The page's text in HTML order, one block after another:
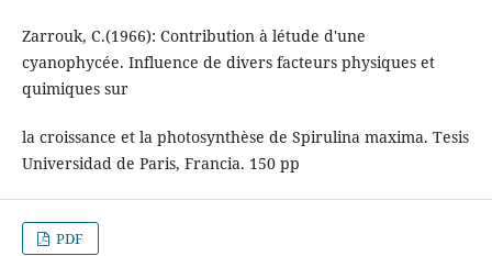
Zarrouk, C.(1966): Contribution à létude d'une
cyanophycée. Influence de divers facteurs physiques et
quimiques sur
la croissance et la photosynthèse de Spirulina maxima. Tesis
Universidad de Paris, Francia. 150 pp
PDF